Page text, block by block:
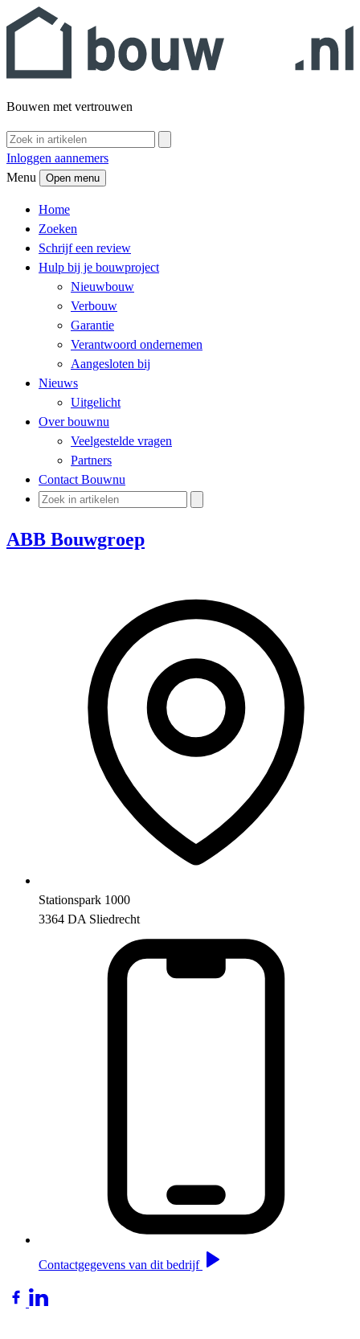
Bouwen met vertrouwen
Inloggen aannemers
Menu
Open menu
Home
Zoeken
Schrijf een review
Hulp bij je bouwproject
Nieuwbouw
Verbouw
Garantie
Verantwoord ondernemen
Aangesloten bij
Nieuws
Uitgelicht
Over bouwnu
Veelgestelde vragen
Partners
Contact Bouwnu
ABB Bouwgroep
Stationspark 1000
3364 DA Sliedrecht
Contactgegevens van dit bedrijf